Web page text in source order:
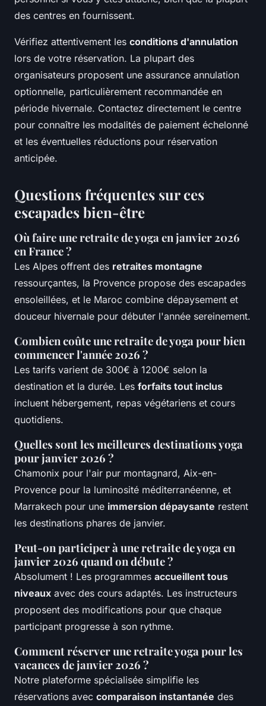
des centres en fournissent.
Vérifiez attentivement les conditions d'annulation
lors de votre réservation. La plupart des
organisateurs proposent une assurance annulation
optionnelle, particulièrement recommandée en
période hivernale. Contactez directement le centre
pour connaître les modalités de paiement échelonné
et les éventuelles réductions pour réservation
anticipée.
Questions fréquentes sur ces
escapades bien-être
Où faire une retraite de yoga en janvier 2026
en France ?
Les Alpes offrent des retraites montagne
ressourçantes, la Provence propose des escapades
ensoleillées, et le Maroc combine dépaysement et
douceur hivernale pour débuter l'année sereinement.
Combien coûte une retraite de yoga pour bien
commencer l'année 2026 ?
Les tarifs varient de 300€ à 1200€ selon la
destination et la durée. Les forfaits tout inclus
incluent hébergement, repas végétariens et cours
quotidiens.
Quelles sont les meilleures destinations yoga
pour janvier 2026 ?
Chamonix pour l'air pur montagnard, Aix-en-
Provence pour la luminosité méditerranéenne, et
Marrakech pour une immersion dépaysante restent
les destinations phares de janvier.
Peut-on participer à une retraite de yoga en
janvier 2026 quand on débute ?
Absolument ! Les programmes accueillent tous
niveaux avec des cours adaptés. Les instructeurs
proposent des modifications pour que chaque
participant progresse à son rythme.
Comment réserver une retraite yoga pour les
vacances de janvier 2026 ?
Notre plateforme spécialisée simplifie les
réservations avec comparaison instantanée des